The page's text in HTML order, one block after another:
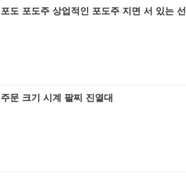
도 포도주 상업적인 포도주 지면 서 있는 선
문 크기 시계 팔찌 진열대